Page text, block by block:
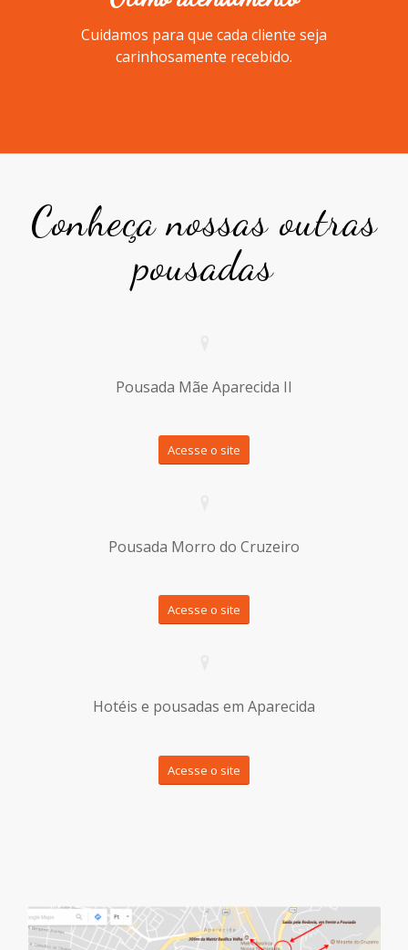
Cuidamos para que cada cliente seja
carinhosamente recebido.
Conheça nossas outras
pousadas
Pousada Mãe Aparecida II
Acesse o site
Pousada Morro do Cruzeiro
Acesse o site
Hotéis e pousadas em Aparecida
Acesse o site